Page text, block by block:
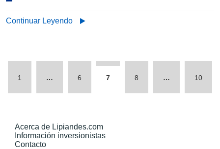
Continuar Leyendo
1 … 6 7 8 … 10
Acerca de Lipiandes.com
Información inversionistas
Contacto